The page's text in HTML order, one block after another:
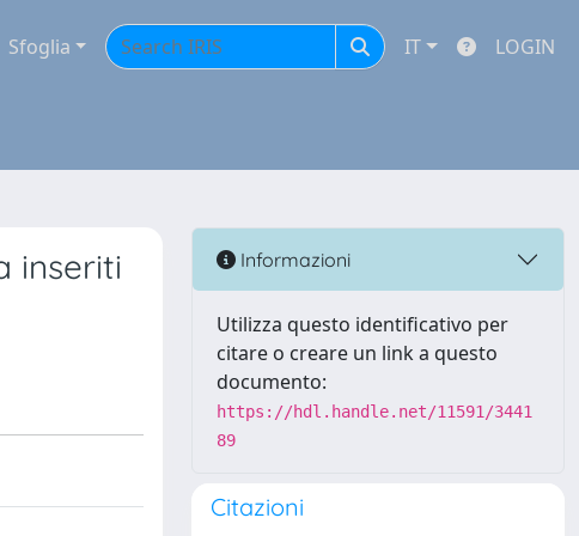
Sfoglia IT LOGIN
inseriti
Informazioni
Utilizza questo identificativo per
citare o creare un link a questo
documento:
https://hdl.handle.net/11591/3441
89
Citazioni